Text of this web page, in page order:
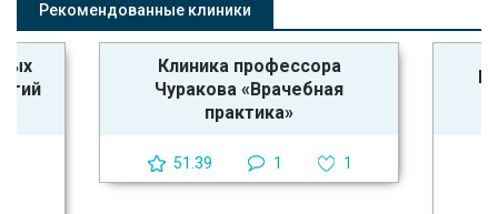
Рекомендованные клиники
Клиника профессора
Чуракова «Врачебная
практика»
51.39 1 1